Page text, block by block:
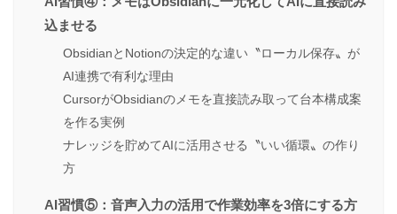
込ませる
ObsidianとNotionの決定的な違い〝ローカル保存〟が
AI連携で有利な理由
CursorがObsidianのメモを直接読み取って台本構成案
を作る実例
ナレッジを貯めてAIに活用させる〝いい循環〟の作り
方
AI習慣⑤：音声入力の活用で作業効率を3倍にする方